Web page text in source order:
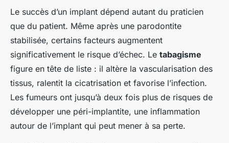
Le succès d’un implant dépend autant du praticien
que du patient. Même après une parodontite
stabilisée, certains facteurs augmentent
significativement le risque d’échec. Le tabagisme
figure en tête de liste : il altère la vascularisation des
tissus, ralentit la cicatrisation et favorise l’infection.
Les fumeurs ont jusqu’à deux fois plus de risques de
développer une péri-implantite, une inflammation
autour de l’implant qui peut mener à sa perte.